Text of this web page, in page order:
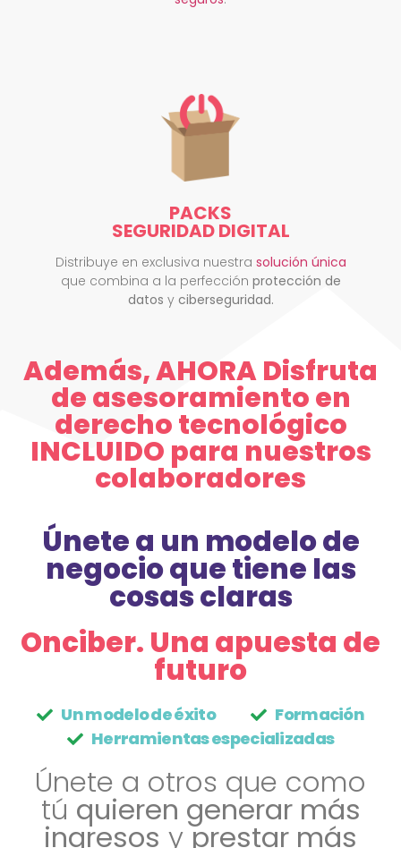
PACKS
SEGURIDAD DIGITAL
Distribuye en exclusiva nuestra solución única
que combina a la perfección protección de
datos yciberseguridad.
Además, AHORA Disfruta
de asesoramiento en
derecho tecnológico
INCLUIDO para nuestros
colaboradores
Únete a un modelo de
negocio que tiene las
cosas claras
Onciber. Una apuesta de
futuro
Un modelo de éxito
Formación
Herramientas especializadas
Únete a otros que como
tú quieren generar más
ingresos yprestar más